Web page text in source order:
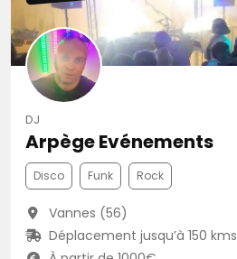
DJ
Arpège Evénements
Disco Funk Rock
Vannes (56)
Déplacement jusqu’à 150 kms